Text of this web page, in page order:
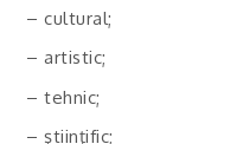
– cultural;
– artistic;
– tehnic;
– ştiinţific;